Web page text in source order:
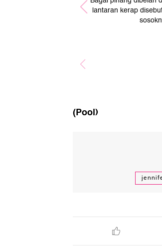
lantaran kerap
(Pool)